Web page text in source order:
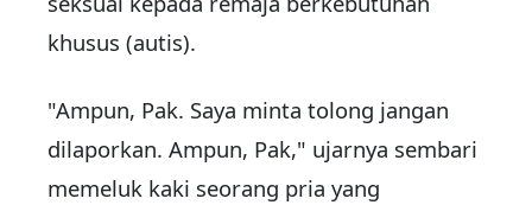
khusus (autis).
"Ampun, Pak. Saya minta tolong jangan
dilaporkan. Ampun, Pak," ujarnya sembari
memeluk kaki seorang pria yang